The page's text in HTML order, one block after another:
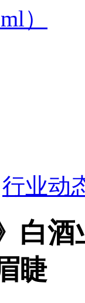
）
行业动
白
睫